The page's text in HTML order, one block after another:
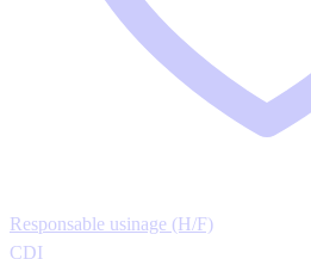
Responsable usinage (H/F)
CDI